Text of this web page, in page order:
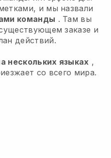
и мы назвали
команды . Там вы
заказе и
действий.
нескольких языках ,
со всего мира.